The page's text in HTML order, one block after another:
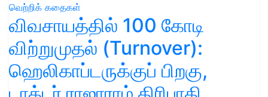
வெற்றிக் கதைகள்
விவசாயத்தில் 100 கோடி
விற்றுமுதல் (Turnover):
ஹெலிகாப்டருக்குப் பிறகு,